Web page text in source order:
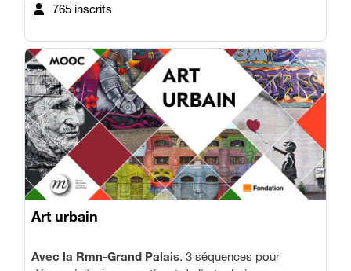
765 inscrits
Art urbain
Avec la Rmn-Grand Palais. 3 séquences pour